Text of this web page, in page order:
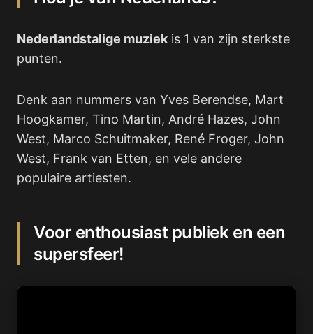
Nederlandstalige muziek is 1 van zijn sterkste
punten.
Denk aan nummers van Yves Berendse, Mart
Hoogkamer, Tino Martin, André Hazes, John
West, Marco Schuitmaker, René Froger, John
West, Frank van Etten, en vele andere
populaire artiesten.
Voor enthousiast publiek en een
supersfeer!